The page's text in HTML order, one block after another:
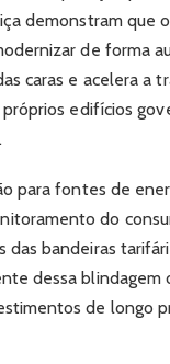
demonstram que
de forma
caras e acelera a
edifícios
para fontes de
do
bandeiras
dessa blindagem
de longo